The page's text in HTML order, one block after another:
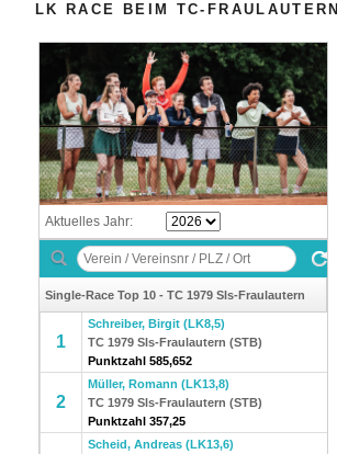
LK RACE BEIM TC-FRAULAUTERN